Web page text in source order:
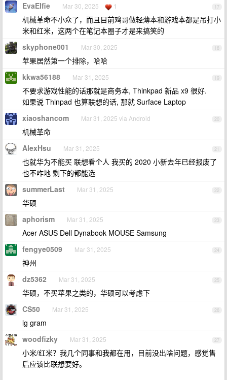
17
EvaElfie Mar 30, 2025 1
机械革命不小众了，而且目前鸡哥做轻薄本和游戏本都是吊打小
米和红米，这两个在笔记本圈子才是来搞笑的
18
skyphone001 Mar 30, 2025
苹果居然第一个排除，哈哈
19
kkwa56188 Mar 31, 2025
不要求游戏性能的话那就是商务本, Thinkpad 新品 x9 很好.
如果说 Thinpad 也算联想的话, 那就 Surface Laptop
20
xiaoshancom Mar 31, 2025 via Android
机械革命
21
AlexHsu Mar 31, 2025
也就华为不能买 联想看个人 我买的 2020 小新去年已经报废了
也不咋地 剩下的都能选
22
summerLast Mar 31, 2025
华硕
23
aphorism Mar 31, 2025
Acer ASUS Dell Dynabook MOUSE Samsung
24
fengye0509 Mar 31, 2025
神州
25
dz5362 Mar 31, 2025
华硕，不买苹果之类的，华硕可以考虑下
26
CS50 Mar 31, 2025
lg gram
27
woodfizky Mar 31, 2025
小米/红米？我几个同事和我都在用，目前没出啥问题，感觉售
后应该比联想要好。